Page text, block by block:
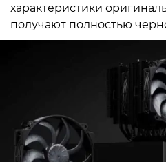
характеристики
получают полностью